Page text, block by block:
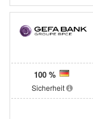
100 %
Sicherheit